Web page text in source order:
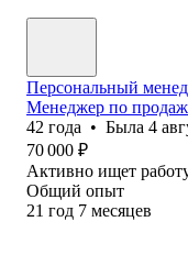
Персональный
Менеджер по
42 года • Была 4
70 000 ₽
Активно ищет
Общий опыт
21 год 7 месяцев